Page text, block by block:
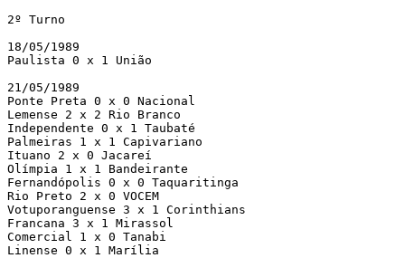
2º Turno
18/05/1989
Paulista 0 x 1 União
21/05/1989
Ponte Preta 0 x 0 Nacional
Lemense 2 x 2 Rio Branco
Independente 0 x 1 Taubaté
Palmeiras 1 x 1 Capivariano
Ituano 2 x 0 Jacareí
Olímpia 1 x 1 Bandeirante
Fernandópolis 0 x 0 Taquaritinga
Rio Preto 2 x 0 VOCEM
Votuporanguense 3 x 1 Corinthians
Francana 3 x 1 Mirassol
Comercial 1 x 0 Tanabi
Linense 0 x 1 Marília